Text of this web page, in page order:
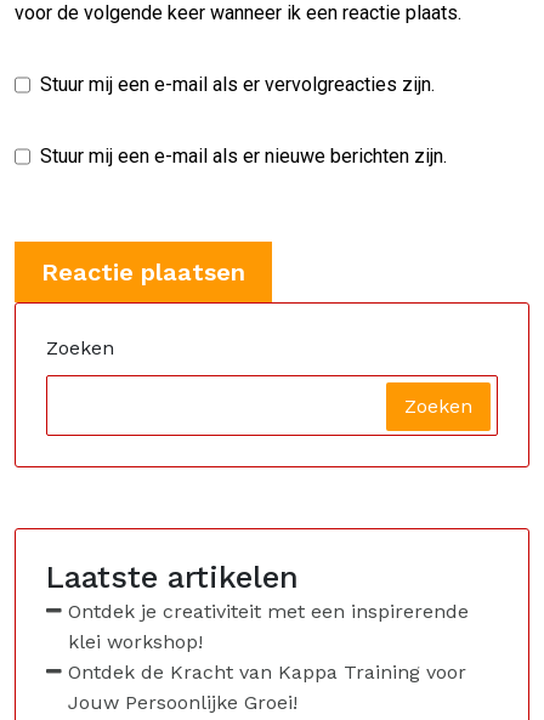
voor de volgende keer wanneer ik een reactie plaats.
Stuur mij een e-mail als er vervolgreacties zijn.
Stuur mij een e-mail als er nieuwe berichten zijn.
Zoeken
Zoeken
Laatste artikelen
Ontdek je creativiteit met een inspirerende
klei workshop!
Ontdek de Kracht van Kappa Training voor
Jouw Persoonlijke Groei!